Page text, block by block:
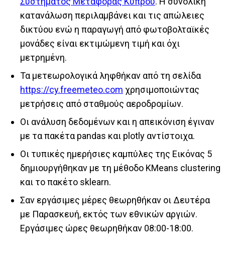
κατανάλωση περιλαμβάνει και τις απώλειες
δικτύου ενώ η παραγωγή από φωτοβολταϊκές
μονάδες είναι εκτιμώμενη τιμή και όχι
μετρημένη.
Τα μετεωρολογικά ληφθήκαν από τη σελίδα
https://cy.freemeteo.com χρησιμοποιώντας
μετρήσεις από σταθμούς αεροδρομίων.
Οι ανάλυση δεδομένων και η απεικόνιση έγιναν
με τα πακέτα pandas και plotly αντίστοιχα.
Οι τυπικές ημερήσιες καμπύλες της Εικόνας 5
δημιουργήθηκαν με τη μέθοδο KMeans clustering
και το πακέτο sklearn.
Σαν εργάσιμες μέρες θεωρηθήκαν οι Δευτέρα
με Παρασκευή, εκτός των εθνικών αργιών.
Εργάσιμες ώρες θεωρηθήκαν 08:00-18:00.